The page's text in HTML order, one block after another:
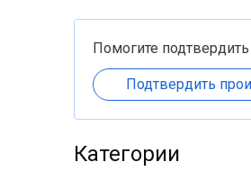
Помогите подтвердить
Подтвердить
Категории